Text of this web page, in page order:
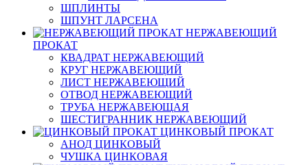
ШПЛИНТЫ
ШПУНТ ЛАРСЕНА
НЕРЖАВЕЮЩИЙ
ПРОКАТ
КВАДРАТ НЕРЖАВЕЮЩИЙ
КРУГ НЕРЖАВЕЮЩИЙ
ЛИСТ НЕРЖАВЕЮЩИЙ
ОТВОД НЕРЖАВЕЮЩИЙ
ТРУБА НЕРЖАВЕЮЩАЯ
ШЕСТИГРАННИК НЕРЖАВЕЮЩИЙ
ЦИНКОВЫЙ ПРОКАТ
АНОД ЦИНКОВЫЙ
ЧУШКА ЦИНКОВАЯ